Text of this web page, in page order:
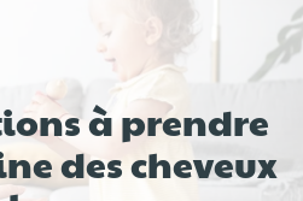
à prendre
des cheveux